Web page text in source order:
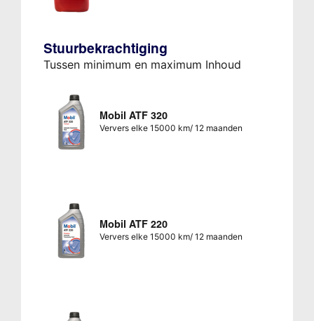
Stuurbekrachtiging
Tussen minimum en maximum Inhoud
Mobil ATF 320
Ververs elke 15000 km/ 12 maanden
Mobil ATF 220
Ververs elke 15000 km/ 12 maanden